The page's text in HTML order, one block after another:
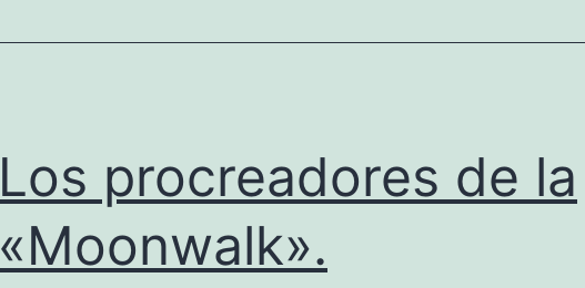
al
Pop,
un
Los procreadores de la
«Moonwalk».